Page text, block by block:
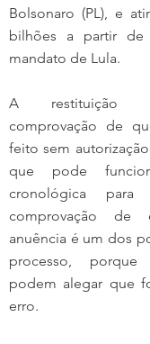
Bolsonaro (PL), e
bilhões a partir de
mandato de Lula.
A restituição
comprovação de
feito sem
que pode
cronológica para
comprovação de
anuência é um dos
processo,
podem alegar que
erro.